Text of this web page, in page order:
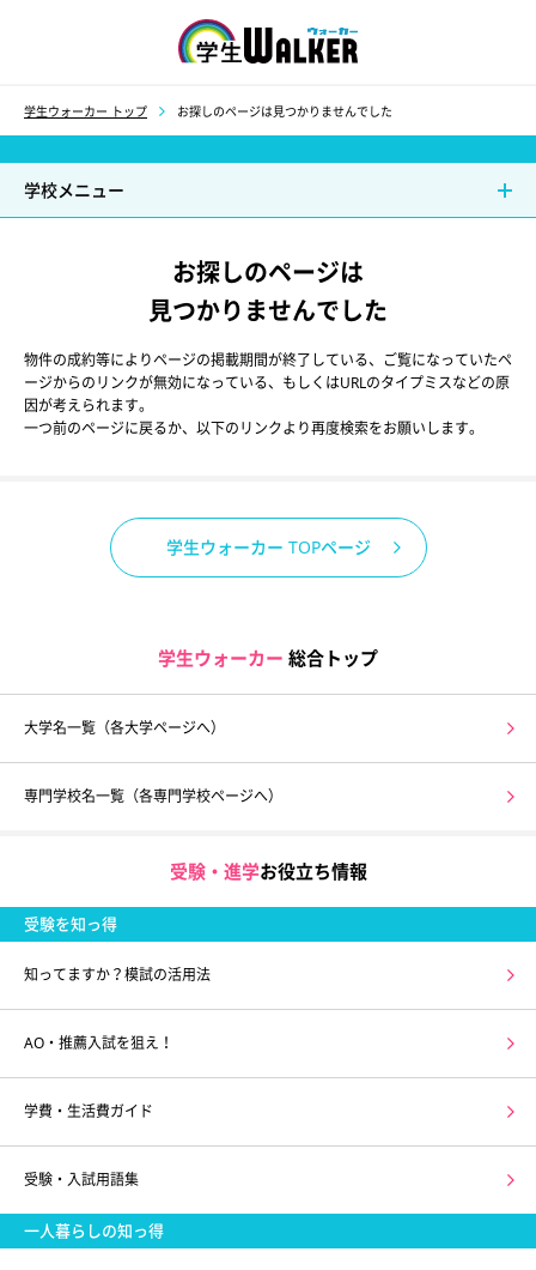
学生ウォーカー トップ お探しのページは見つかりませんでした
学校メニュー
お探しのページは
見つかりませんでした
物件の成約等によりページの掲載期間が終了している、ご覧になっていたペ
ージからのリンクが無効になっている、もしくはURLのタイプミスなどの原
因が考えられます。
一つ前のページに戻るか、以下のリンクより再度検索をお願いします。
学生ウォーカー TOPページ
学生ウォーカー 総合トップ
大学名一覧（各大学ページへ）
専門学校名一覧（各専門学校ページへ）
受験・進学お役立ち情報
受験を知っ得
知ってますか？模試の活用法
AO・推薦入試を狙え！
学費・生活費ガイド
受験・入試用語集
一人暮らしの知っ得